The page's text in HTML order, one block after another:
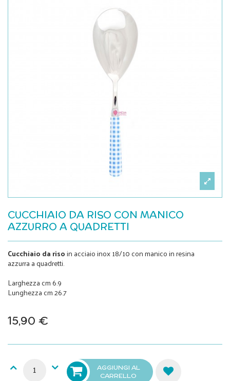
CUCCHIAIO DA RISO CON MANICO
AZZURRO A QUADRETTI
Cucchiaio da risoin acciaio inox 18/10 con manico in resina
azzurra a quadretti.
Larghezza cm 6.9
Lunghezza cm 26.7
15,90 €
AGGIUNGI AL
CARRELLO